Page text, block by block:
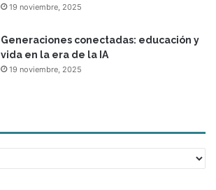
19 noviembre, 2025
Generaciones conectadas: educación y
vida en la era de la IA
19 noviembre, 2025